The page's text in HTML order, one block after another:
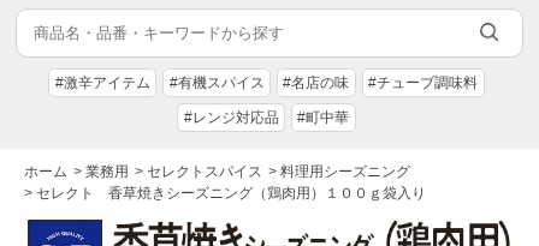
#激辛アイテム #有機スパイス #名店の味 #チューブ調味料
#レンジ対応品 #町中華
ホーム > 業務用 > セレクトスパイス > 料理用シーズニング
> セレクト 香草焼きシーズニング（鶏肉用）１００ｇ袋入り